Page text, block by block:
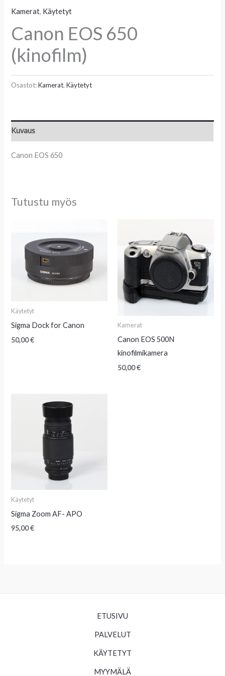
Kamerat, Käytetyt
Canon EOS 650
(kinofilm)
Osastot:Kamerat,Käytetyt
Kuvaus
Canon EOS 650
Tutustu myös
Käytetyt
Sigma Dock for Canon
50,00€
Kamerat
Canon EOS 500N
kinofilmikamera
50,00€
Käytetyt
Sigma Zoom AF- APO
95,00€
ETUSIVU
PALVELUT
KÄYTETYT
MYYMÄLÄ